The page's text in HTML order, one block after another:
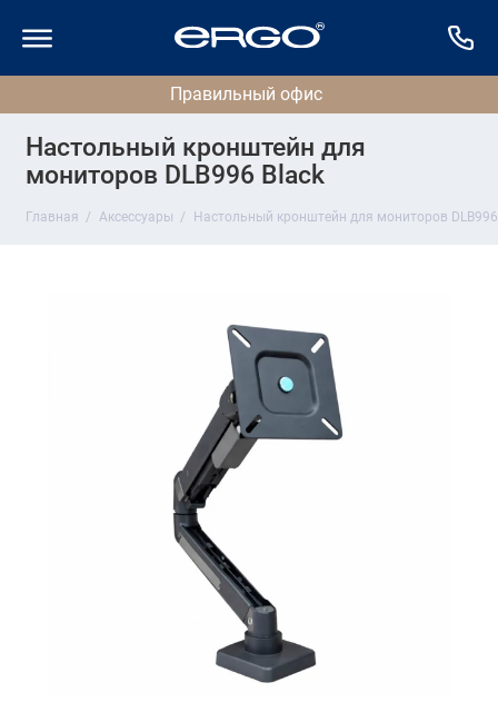
Настольный кронштейн для
мониторов DLB996 Black
Главная Аксессуары Настольный кронштейн для мониторов